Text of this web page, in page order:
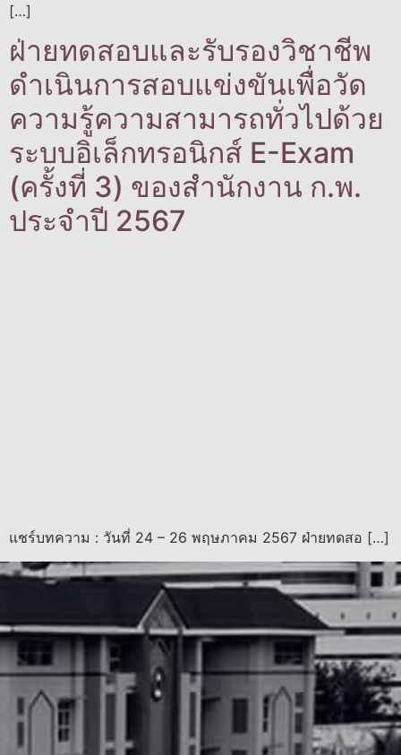
[…]
ฝ่ายทดสอบและรับรองวิชาชีพ
ดำเนินการสอบแข่งขันเพื่อวัด
ความรู้ความสามารถทั่วไปด้วย
ระบบอิเล็กทรอนิกส์ E-Exam
(ครั้งที่ 3) ของสำนักงาน ก.พ.
ประจำปี 2567
แชร์บทความ : วันที่ 24 – 26 พฤษภาคม 2567 ฝ่ายทดสอ […]